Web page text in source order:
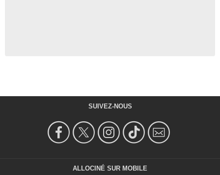
SUIVEZ-NOUS
ALLOCINÉ SUR MOBILE